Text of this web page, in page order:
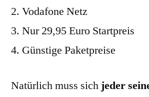
Vodafone Netz
Nur 29,95 Euro Startpreis
Günstige Paketpreise
Natürlich muss sich jeder